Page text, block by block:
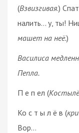
(Взвизгивая.)
налить… у, ты!
машет на неё.)
Василиса
Пепла.
П е п ел (
Ко с т ы л ё в (
Вор…